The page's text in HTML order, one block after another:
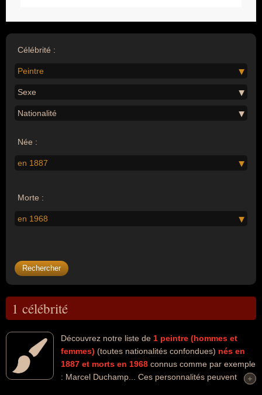
Célébrité :
Peintre
Sexe
Nationalité
Née :
en 1887
Morte :
en 1968
1 célébrité
Découvrez notre liste de 1 peintre (hommes et
femmes) (toutes nationalités confondues) nés en
1887 et morts en 1968 connus comme par exemple
: Marcel Duchamp... Ces personnalités peuvent
+
+